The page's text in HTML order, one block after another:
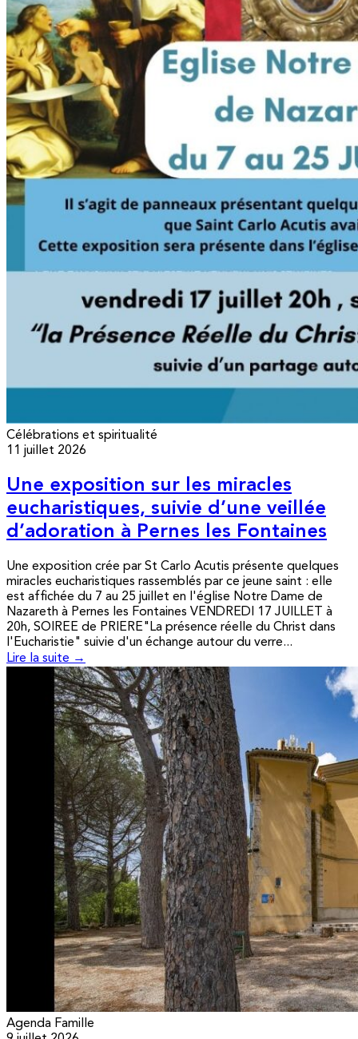
Célébrations et spiritualité
11 juillet 2026
Une exposition sur les miracles
eucharistiques, suivie d’une veillée
d’adoration à Pernes les Fontaines
Une exposition crée par St Carlo Acutis présente quelques
miracles eucharistiques rassemblés par ce jeune saint : elle
est affichée du 7 au 25 juillet en l'église Notre Dame de
Nazareth à Pernes les Fontaines VENDREDI 17 JUILLET à
20h, SOIREE de PRIERE"La présence réelle du Christ dans
l'Eucharistie" suivie d'un échange autour du verre...
Lire la suite →
Agenda Famille